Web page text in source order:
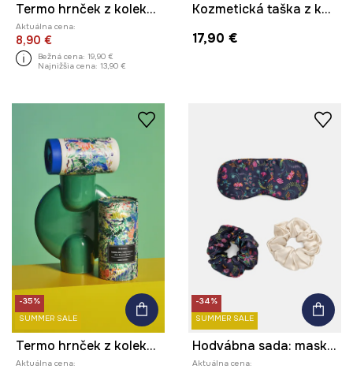
Termo hrnček z kolekcie Eviva L'arte 480 ml
Aktuálna cena:
8,90 €
Bežná cena: 19,90 €
Najnižšia cena: 13,90 €
Kozmetická taška z kolekcie Eviva L'arte
17,90 €
-35%
SUMMER SALE
Termo hrnček z kolekcie Eviva L'arte 480 ml
Aktuálna cena:
-34%
SUMMER SALE
Hodvábna sada: maska ​​na oči a gumičky do vlasov s kvetinovým vzorom (2-pack)
Aktuálna cena: